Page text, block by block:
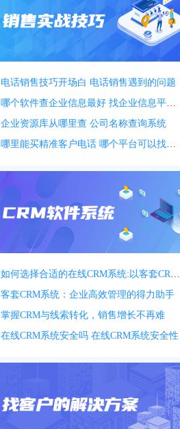
电话销售技巧开场白 电话销售遇到的问题
哪个软件查企业信息最好 找企业信息平台 app
企业资源库从哪里查 公司名称查询系统
哪里能买精准客户电话 哪个平台可以找客户资源
如何选择合适的在线CRM系统:以客套CRM系统为例
客套CRM系统：企业高效管理的得力助手
掌握CRM与线索转化，销售增长不再难
在线CRM系统安全吗 在线CRM系统安全性